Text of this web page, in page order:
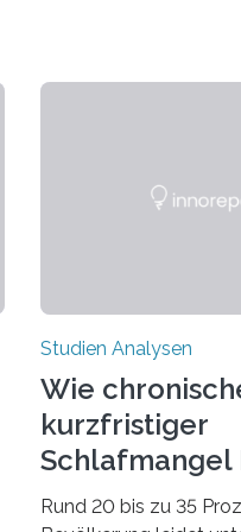
Studien Analysen
Wie
kurzfristiger
Schlafmangel
verändert
Rund 20 bis zu 35